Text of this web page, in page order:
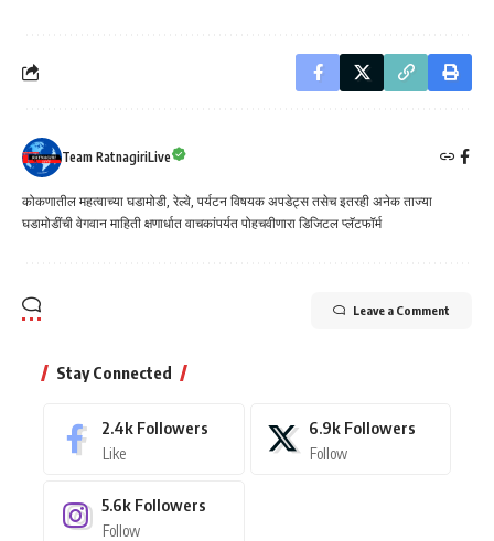
Team RatnagiriLive
कोकणातील महत्वाच्या घडामोडी, रेल्वे, पर्यटन विषयक अपडेट्स तसेच इतरही अनेक ताज्या
घडामोडींची वेगवान माहिती क्षणार्धात वाचकांपर्यत पोहचवीणारा डिजिटल प्लॅटफॉर्म
Leave a Comment
Stay Connected
2.4k Followers
Like
6.9k Followers
Follow
5.6k Followers
Follow